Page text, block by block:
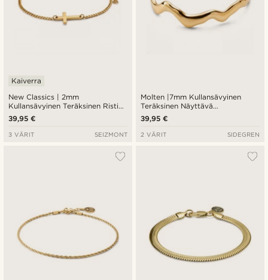
New Classics | 2mm
Kullansävyinen Teräksinen Risti
Ranneketju
Kaiverra
39,95 €
3 VÄRIT SEIZMONT
Molten |7mm Kullansävyinen
Teräksinen Näyttävä
Avorannerengas
39,95 €
2 VÄRIT SIDEGREN